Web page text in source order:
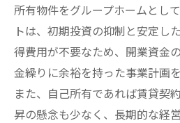
所有物件をグループホームとし
トは、初期投資の抑制と安定し
得費用が不要なため、開業資金
金繰りに余裕を持った事業計画
また、自己所有であれば賃貸契
昇の懸念も少なく、長期的な経